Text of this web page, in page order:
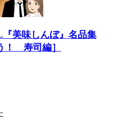
美味しんぼ』名品集
！ 寿司編］